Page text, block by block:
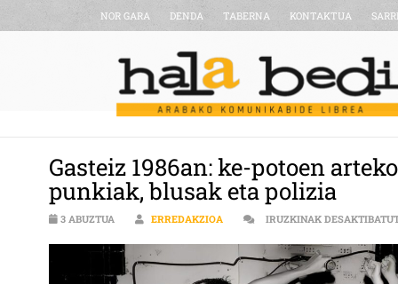
NOR GARA DENDA TABERNA KONTAKTUA
Gasteiz 1986an: ke-potoen
punkiak, blusak eta polizia
3 ABUZTUA ERREDAKZIOA IRUZKINAK